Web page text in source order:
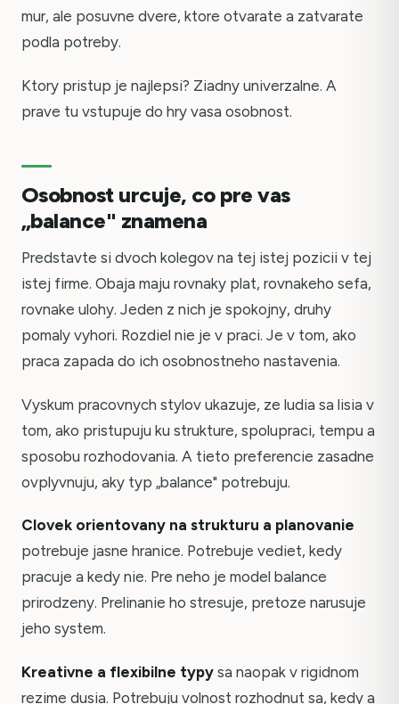
mur, ale posuvne dvere, ktore otvarate a zatvarate
podla potreby.
Ktory pristup je najlepsi? Ziadny univerzalne. A
prave tu vstupuje do hry vasa osobnost.
Osobnost urcuje, co pre vas
„balance" znamena
Predstavte si dvoch kolegov na tej istej pozicii v tej
istej firme. Obaja maju rovnaky plat, rovnakeho sefa,
rovnake ulohy. Jeden z nich je spokojny, druhy
pomaly vyhori. Rozdiel nie je v praci. Je v tom, ako
praca zapada do ich osobnostneho nastavenia.
Vyskum pracovnych stylov ukazuje, ze ludia sa lisia v
tom, ako pristupuju ku strukture, spolupraci, tempu a
sposobu rozhodovania. A tieto preferencie zasadne
ovplyvnuju, aky typ „balance" potrebuju.
Clovek orientovany na strukturu a planovanie
potrebuje jasne hranice. Potrebuje vediet, kedy
pracuje a kedy nie. Pre neho je model balance
prirodzeny. Prelinanie ho stresuje, pretoze narusuje
jeho system.
Kreativne a flexibilne typy sa naopak v rigidnom
rezime dusia. Potrebuju volnost rozhodnut sa, kedy a